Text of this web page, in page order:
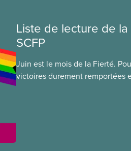
Liste de lecture de
SCFP
Juin est le mois de la Fierté.
victoires durement remportées